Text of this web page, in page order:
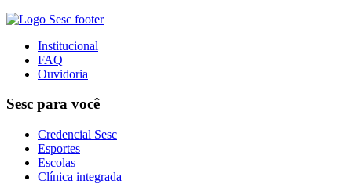
Institucional
FAQ
Ouvidoria
Sesc para você
Credencial Sesc
Esportes
Escolas
Clínica integrada